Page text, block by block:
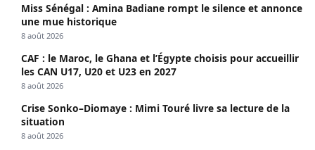
Miss Sénégal : Amina Badiane rompt le silence et annonce
une mue historique
8 août 2026
CAF : le Maroc, le Ghana et l’Égypte choisis pour accueillir
les CAN U17, U20 et U23 en 2027
8 août 2026
Crise Sonko–Diomaye : Mimi Touré livre sa lecture de la
situation
8 août 2026